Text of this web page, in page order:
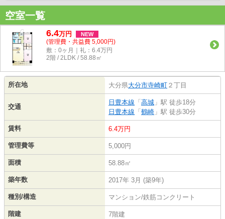
空室一覧
6.4万円 NEW
(管理費・共益費 5,000円)
敷：0ヶ月｜礼：6.4万円
2階 / 2LDK / 58.88㎡
所在地 大分県大分市寺崎町 ２丁目
交通
日豊本線 「 高城 」駅 徒歩18分
日豊本線 「 鶴崎 」駅 徒歩30分
賃料 6.4万円
管理費等 5,000円
面積 58.88㎡
築年数 2017年 3月 (築9年)
種別/構造 マンション/鉄筋コンクリート
階建 7階建